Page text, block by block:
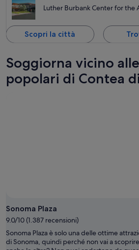
Luther Burbank Center for the
Scopri la città
Soggiorna vicino
popolari di Contea
Sonoma Plaza
9.0/10 (1.387 recensioni)
Sonoma Plaza è solo una delle ottime
di Sonoma, quindi perché non vai a scoprire